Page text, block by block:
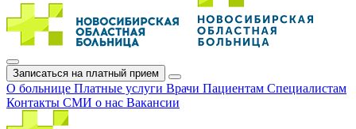
Записаться на платный прием
О больнице Платные услуги Врачи Пациентам Специалистам
Контакты СМИ о нас Вакансии